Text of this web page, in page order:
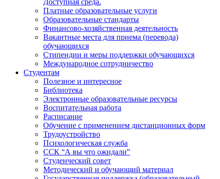
Доступная среда.
Платные образовательные услуги
Образовательные стандарты
Финансово-хозяйственная деятельность
Вакантные места для приема (перевода)
обучающихся
Стипендии и меры поддержки обучающихся
Международное сотрудничество
Студентам
Полезное и интересное
Библиотека
Электронные образовательные ресурсы
Воспитательная работа
Расписание
Обучение с применением дистанционных форм
Трудоустройство
Психологическая служба
ССК “А вы что ожидали”
Студенческий совет
Методический и обучающий материал